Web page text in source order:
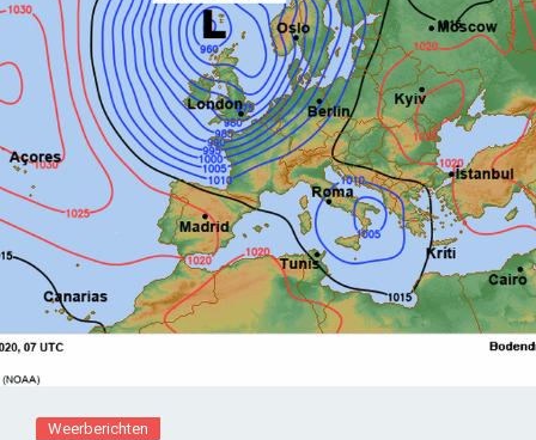
Weerberichten